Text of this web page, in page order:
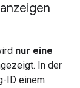
nur eine
In der
ID einem